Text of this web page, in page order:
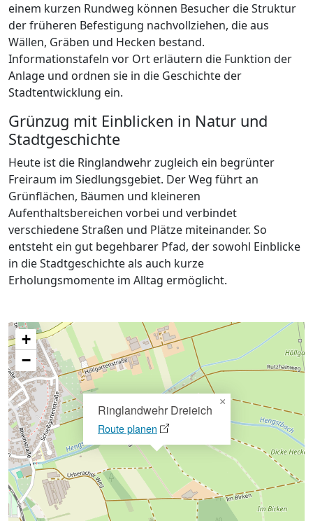
einem kurzen Rundweg können Besucher die Struktur
der früheren Befestigung nachvollziehen, die aus
Wällen, Gräben und Hecken bestand.
Informationstafeln vor Ort erläutern die Funktion der
Anlage und ordnen sie in die Geschichte der
Stadtentwicklung ein.
Grünzug mit Einblicken in Natur und
Stadtgeschichte
Heute ist die Ringlandwehr zugleich ein begrünter
Freiraum im Siedlungsgebiet. Der Weg führt an
Grünflächen, Bäumen und kleineren
Aufenthaltsbereichen vorbei und verbindet
verschiedene Straßen und Plätze miteinander. So
entsteht ein gut begehbarer Pfad, der sowohl Einblicke
in die Stadtgeschichte als auch kurze
Erholungsmomente im Alltag ermöglicht.
Ringlandwehr Dreieich
Route planen
×
+
−